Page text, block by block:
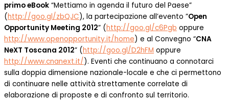
primo eBook “Mettiamo in agenda il futuro del Paese”
(http://goo.gl/zbQJC), la partecipazione all’evento ”Open
Opportunity Meeting 2012” (http://goo.gl/c6Pgb oppure
http://www.openopportunity.it/home) e al Convegno “CNA
NeXT Toscana 2012” (http://goo.gl/D2hFM oppure
http://www.cnanext.it/ ). Eventi che continuano a connotarci
sulla doppia dimensione nazionale-locale e che ci permettono
di continuare nelle attività strettamente correlate di
elaborazione di proposte e di confronto sul territorio.